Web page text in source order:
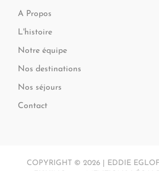
A Propos
L'histoire
Notre équipe
Nos destinations
Nos séjours
Contact
COPYRIGHT © 2026 | EDDIE